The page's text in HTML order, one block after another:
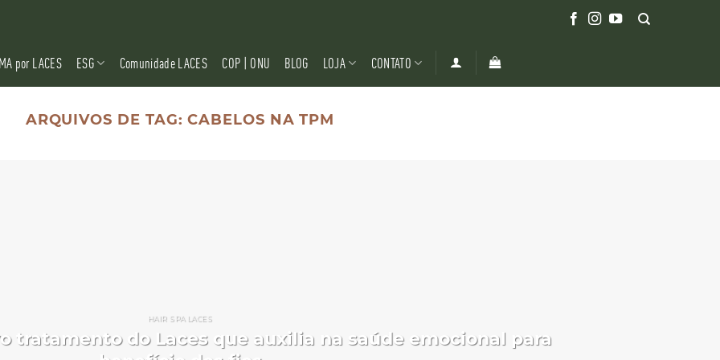
por LACES ESG Comunidade LACES COP | ONU BLOG LOJA CONTATO
ARQUIVOS DE TAG:CABELOS NA TPM
HAIR SPA LACES
tratamento do Laces que auxilia na saúde emocional para